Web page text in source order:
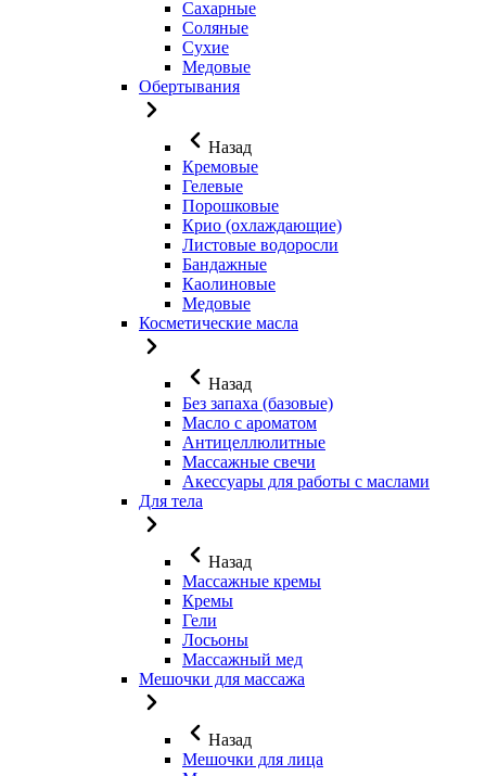
Сахарные
Соляные
Сухие
Медовые
Обертывания
Назад
Кремовые
Гелевые
Порошковые
Крио (охлаждающие)
Листовые водоросли
Бандажные
Каолиновые
Медовые
Косметические масла
Назад
Без запаха (базовые)
Масло с ароматом
Антицеллюлитные
Массажные свечи
Акессуары для работы с маслами
Для тела
Назад
Массажные кремы
Кремы
Гели
Лосьоны
Массажный мед
Мешочки для массажа
Назад
Мешочки для лица